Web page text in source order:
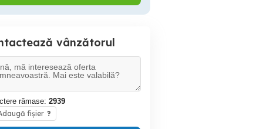
vânzătorul
rămase: 2939
fișier ?